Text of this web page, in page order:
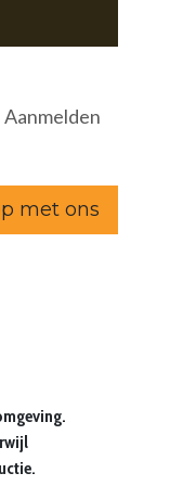
Aanmelden
met ons